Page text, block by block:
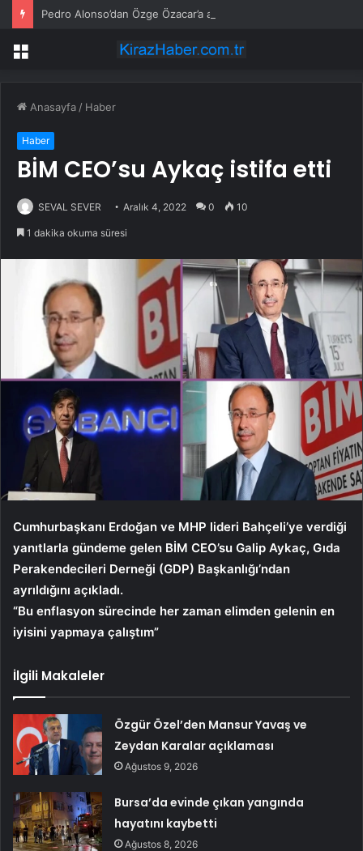
Pedro Alonso’dan Özge Özacar’a anlamlı hediye
Menü
Anasayfa / Haber
Haber
BİM CEO’su Aykaç istifa etti
SEVAL SEVER Aralık 4, 2022 0 10
1 dakika okuma süresi
Cumhurbaşkanı Erdoğan ve MHP lideri Bahçeli’ye verdiği
yanıtlarla gündeme gelen BİM CEO’su Galip Aykaç, Gıda
Perakendecileri Derneği (GDP) Başkanlığı’ndan
ayrıldığını açıkladı.
“Bu enflasyon sürecinde her zaman elimden gelenin en
iyisini yapmaya çalıştım”
İlgili Makaleler
Özgür Özel’den Mansur Yavaş ve
Zeydan Karalar açıklaması
Ağustos 9, 2026
Bursa’da evinde çıkan yangında
hayatını kaybetti
Ağustos 8, 2026